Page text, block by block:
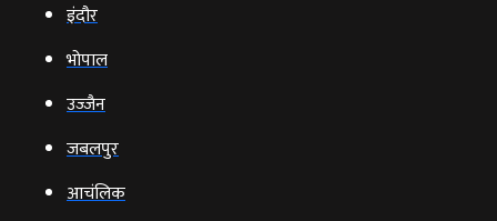
इंदौर
भोपाल
उज्‍जैन
जबलपुर
आचंलिक